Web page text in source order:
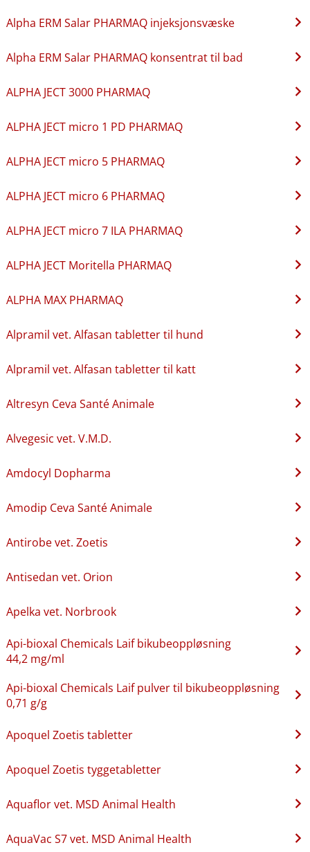
Alpha ERM Salar PHARMAQ injeksjonsvæske
Alpha ERM Salar PHARMAQ konsentrat til bad
ALPHA JECT 3000 PHARMAQ
ALPHA JECT micro 1 PD PHARMAQ
ALPHA JECT micro 5 PHARMAQ
ALPHA JECT micro 6 PHARMAQ
ALPHA JECT micro 7 ILA PHARMAQ
ALPHA JECT Moritella PHARMAQ
ALPHA MAX PHARMAQ
Alpramil vet. Alfasan tabletter til hund
Alpramil vet. Alfasan tabletter til katt
Altresyn Ceva Santé Animale
Alvegesic vet. V.M.D.
Amdocyl Dopharma
Amodip Ceva Santé Animale
Antirobe vet. Zoetis
Antisedan vet. Orion
Apelka vet. Norbrook
Api-bioxal Chemicals Laif bikubeoppløsning
44,2 mg/ml
Api-bioxal Chemicals Laif pulver til bikubeoppløsning
0,71 g/g
Apoquel Zoetis tabletter
Apoquel Zoetis tyggetabletter
Aquaflor vet. MSD Animal Health
AquaVac S7 vet. MSD Animal Health